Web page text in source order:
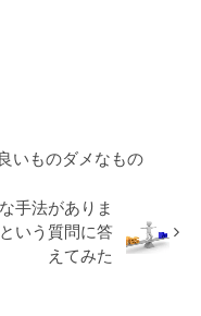
いものダメなもの
手法がありま
いう質問に答
えてみた